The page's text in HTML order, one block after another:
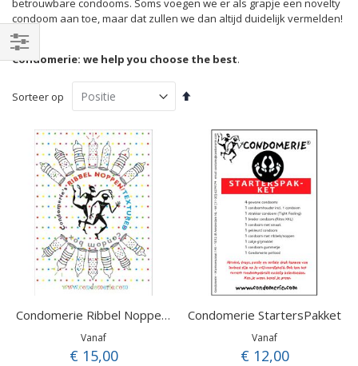
betrouwbare condooms. Soms voegen we er als grapje een novelty
condoom aan toe, maar dat zullen we dan altijd duidelijk vermelden!
Condomerie: we help you choose the best.
Sorteer op
Van
sorteren
Condomerie Ribbel Noppen Proefpakket
Vanaf
€ 15,00
Condomerie StartersPakket
Vanaf
€ 12,00
Filteren